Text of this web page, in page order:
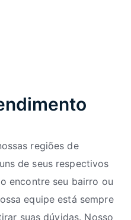
regiões de
de seus respectivos
encontre seu bairro ou
equipe está sempre
suas dúvidas. Nosso